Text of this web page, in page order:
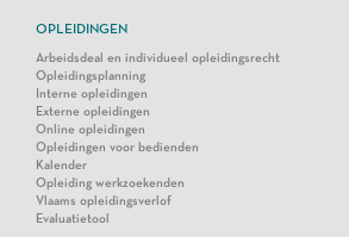
OPLEIDINGEN
Arbeidsdeal en individueel opleidingsrecht
Opleidingsplanning
Interne opleidingen
Externe opleidingen
Online opleidingen
Opleidingen voor bedienden
Kalender
Opleiding werkzoekenden
Vlaams opleidingsverlof
Evaluatietool